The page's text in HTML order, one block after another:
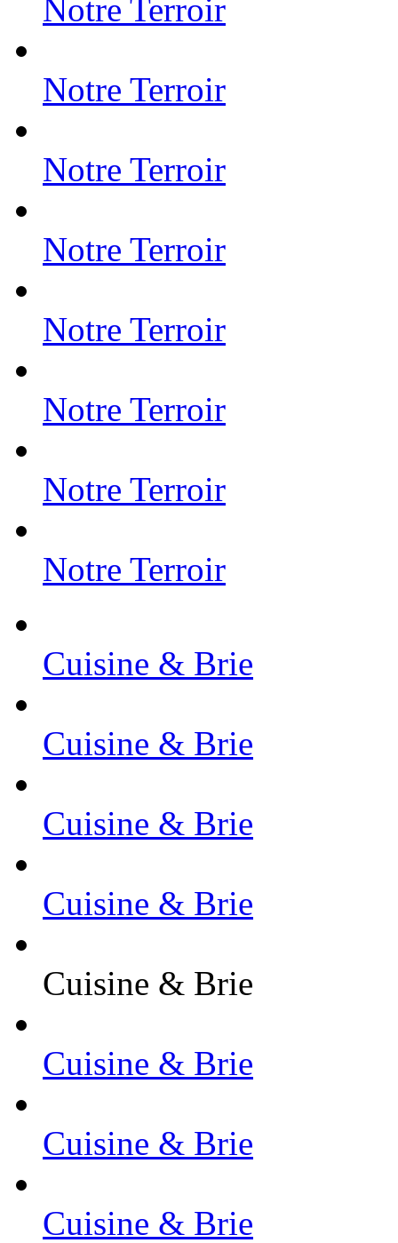
Notre Terroir
Notre Terroir
Notre Terroir
Notre Terroir
Notre Terroir
Notre Terroir
Notre Terroir
Notre Terroir
Cuisine & Brie
Cuisine & Brie
Cuisine & Brie
Cuisine & Brie
Cuisine & Brie
Cuisine & Brie
Cuisine & Brie
Cuisine & Brie